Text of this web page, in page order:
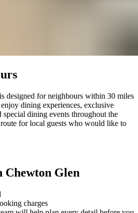
designed for neighbours within 30 miles
dining experiences, exclusive
special dining events throughout the
for local guests who would like to